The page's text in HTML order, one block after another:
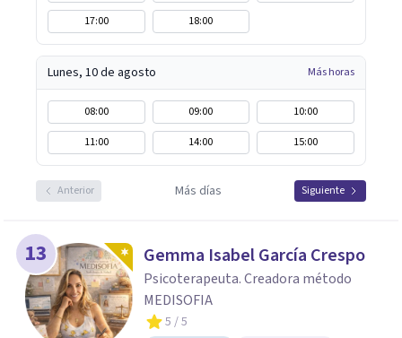
17:00
18:00
Lunes, 10 de agosto Más horas
08:00 09:00
10:00
11:00
14:00 15:00
Anterior Más días Siguiente
13 Gemma Isabel García Crespo
Psicoterapeuta. Creadora método
MEDISOFIA
5 / 5